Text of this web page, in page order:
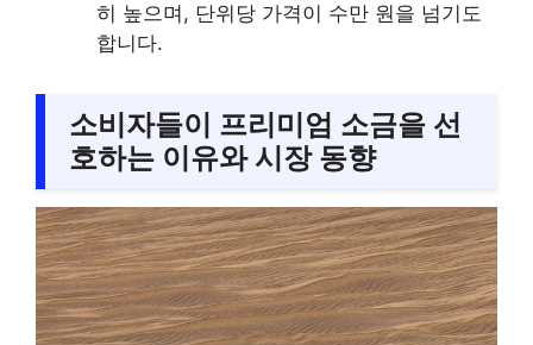
히 높으며, 단위당 가격이 수만 원을 넘기도
합니다.
소비자들이 프리미엄 소금을 선
호하는 이유와 시장 동향